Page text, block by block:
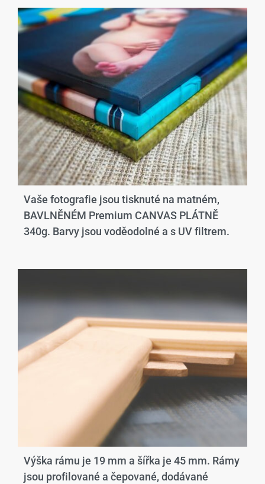
Vaše fotografie jsou tisknuté na matném,
BAVLNĚNÉM Premium CANVAS PLÁTNĚ
340g. Barvy jsou voděodolné a s UV filtrem.
Výška rámu je 19 mm a šířka je 45 mm. Rámy
jsou profilované a čepované, dodávané